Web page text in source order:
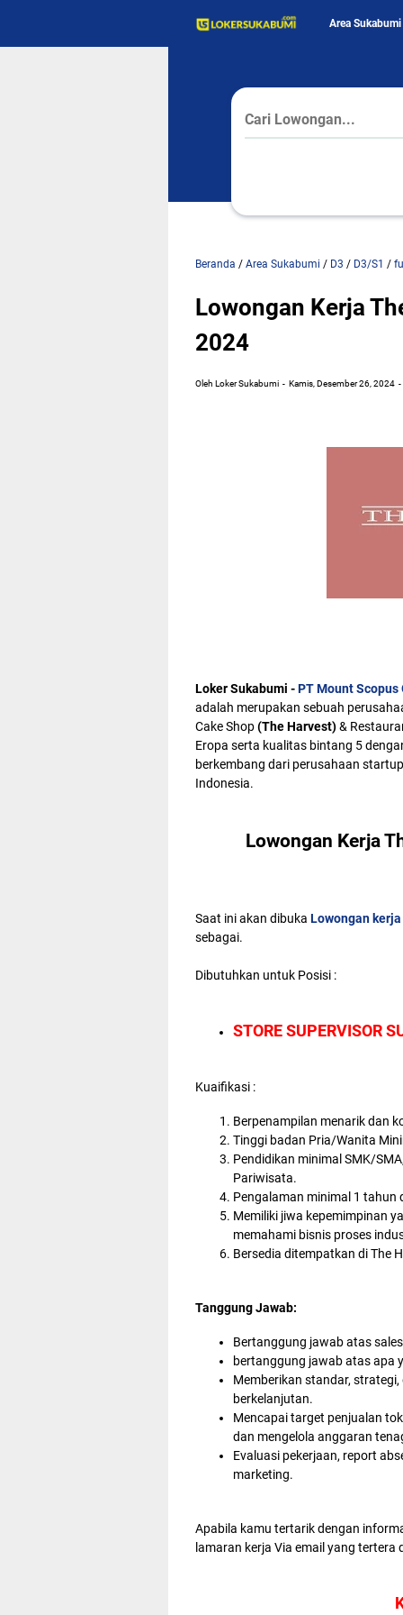
Area Sukabumi
Beranda / Area Sukabumi / D3 / D3/S1 /
Lowongan Kerja
2024
Oleh Loker Sukabumi Kamis, Desember 26, 2024
Loker Sukabumi -PT Mount
adalah merupakan sebuah
Cake Shop(The Harvest)&
Eropa serta kualitas bintang 5
berkembang dari perusahaan
Indonesia.
Lowongan Kerja
Saat ini akan dibuka Lowongan
sebagai.
Dibutuhkan untuk Posisi :
STORE SUPERVISOR
Kuaifikasi :
Berpenampilan menarik dan
Tinggi badan Pria/Wanita
Pendidikan minimal SMK/
Pariwisata.
Pengalaman minimal 1 tahun
Memiliki jiwa kepemimpinan
memahami bisnis proses
Bersedia ditempatkan di The
Tanggung Jawab:
Bertanggung jawab atas
bertanggung jawab atas apa
Memberikan standar,
berkelanjutan.
Mencapai target penjualan
dan mengelola anggaran
Evaluasi pekerjaan, report
marketing.
Apabila kamu tertarik dengan
lamaran kerja Via email yang tertera